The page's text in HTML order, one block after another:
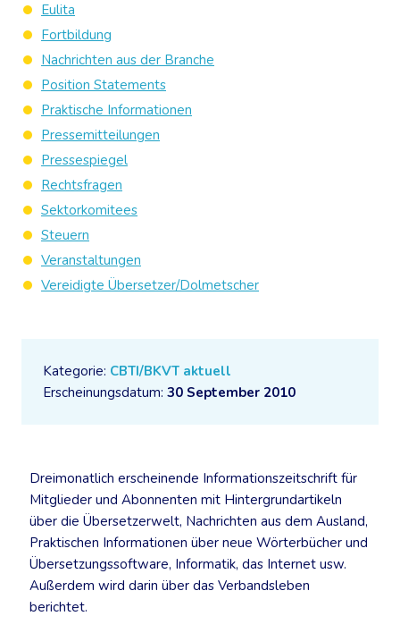
Kategorie: CBTI/BKVT aktuell
Erscheinungsdatum: 30 September 2010
Dreimonatlich erscheinende Informationszeitschrift für
Mitglieder und Abonnenten mit Hintergrundartikeln
über die Übersetzerwelt, Nachrichten aus dem Ausland,
Praktischen Informationen über neue Wörterbücher und
Übersetzungssoftware, Informatik, das Internet usw.
Außerdem wird darin über das Verbandsleben
berichtet.
Eulita
Fortbildung
Nachrichten aus der Branche
Position Statements
Praktische Informationen
Pressemitteilungen
Pressespiegel
Rechtsfragen
Sektorkomitees
Steuern
Veranstaltungen
Vereidigte Übersetzer/Dolmetscher